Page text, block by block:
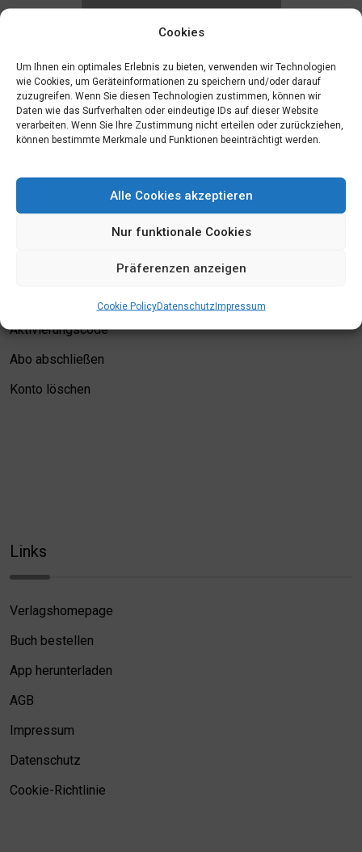
Cookies
Um Ihnen ein optimales Erlebnis zu bieten, verwenden wir Technologien
wie Cookies, um Geräteinformationen zu speichern und/oder darauf
zuzugreifen. Wenn Sie diesen Technologien zustimmen, können wir
Daten wie das Surfverhalten oder eindeutige IDs auf dieser Website
verarbeiten. Wenn Sie Ihre Zustimmung nicht erteilen oder zurückziehen,
können bestimmte Merkmale und Funktionen beeinträchtigt werden.
Alle Cookies akzeptieren
Nur funktionale Cookies
Präferenzen anzeigen
Cookie PolicyDatenschutzImpressum
Login
Bewertungskriterien
Aktivierungscode
Abo abschließen
Konto löschen
Links
Verlagshomepage
Buch bestellen
App herunterladen
AGB
Impressum
Datenschutz
Cookie-Richtlinie